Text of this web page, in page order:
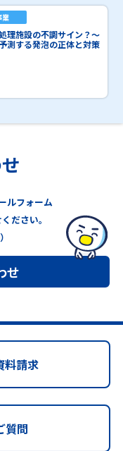
業
理施設の不調サイン？～
測する発泡の正体と対策
ルフォーム
ださい。
せ
料請求
質問